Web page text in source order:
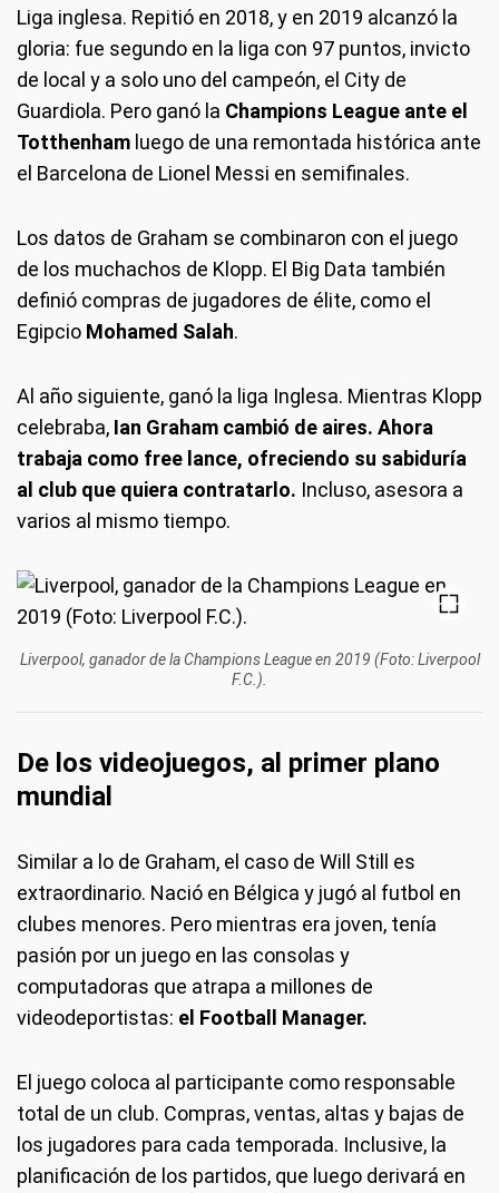
Liga inglesa. Repitió en 2018, y en 2019 alcanzó la
gloria: fue segundo en la liga con 97 puntos, invicto
de local y a solo uno del campeón, el City de
Guardiola. Pero ganó la Champions League ante el
Totthenham luego de una remontada histórica ante
el Barcelona de Lionel Messi en semifinales.
Los datos de Graham se combinaron con el juego
de los muchachos de Klopp. El Big Data también
definió compras de jugadores de élite, como el
Egipcio Mohamed Salah.
Al año siguiente, ganó la liga Inglesa. Mientras Klopp
celebraba, Ian Graham cambió de aires. Ahora
trabaja como free lance, ofreciendo su sabiduría
al club que quiera contratarlo. Incluso, asesora a
varios al mismo tiempo.
Liverpool, ganador de la Champions League en 2019 (Foto: Liverpool
F.C.).
De los videojuegos, al primer plano
mundial
Similar a lo de Graham, el caso de Will Still es
extraordinario. Nació en Bélgica y jugó al futbol en
clubes menores. Pero mientras era joven, tenía
pasión por un juego en las consolas y
computadoras que atrapa a millones de
videodeportistas: el Football Manager.
El juego coloca al participante como responsable
total de un club. Compras, ventas, altas y bajas de
los jugadores para cada temporada. Inclusive, la
planificación de los partidos, que luego derivará en